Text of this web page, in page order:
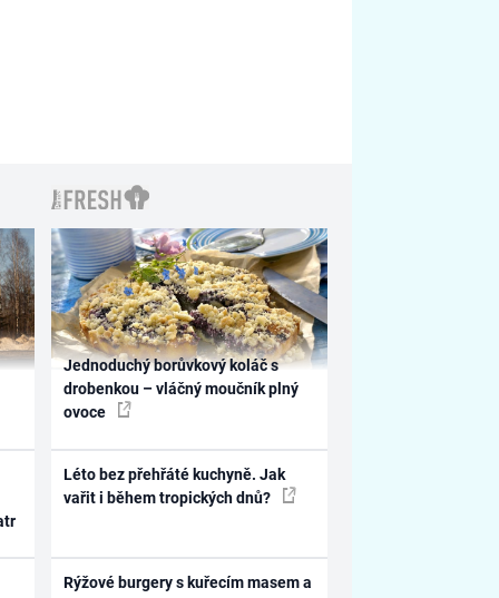
Jednoduchý borůvkový koláč s
drobenkou – vláčný moučník plný
ovoce
Léto bez přehřáté kuchyně. Jak
vařit i během tropických dnů?
Rýžové burgery s kuřecím masem a